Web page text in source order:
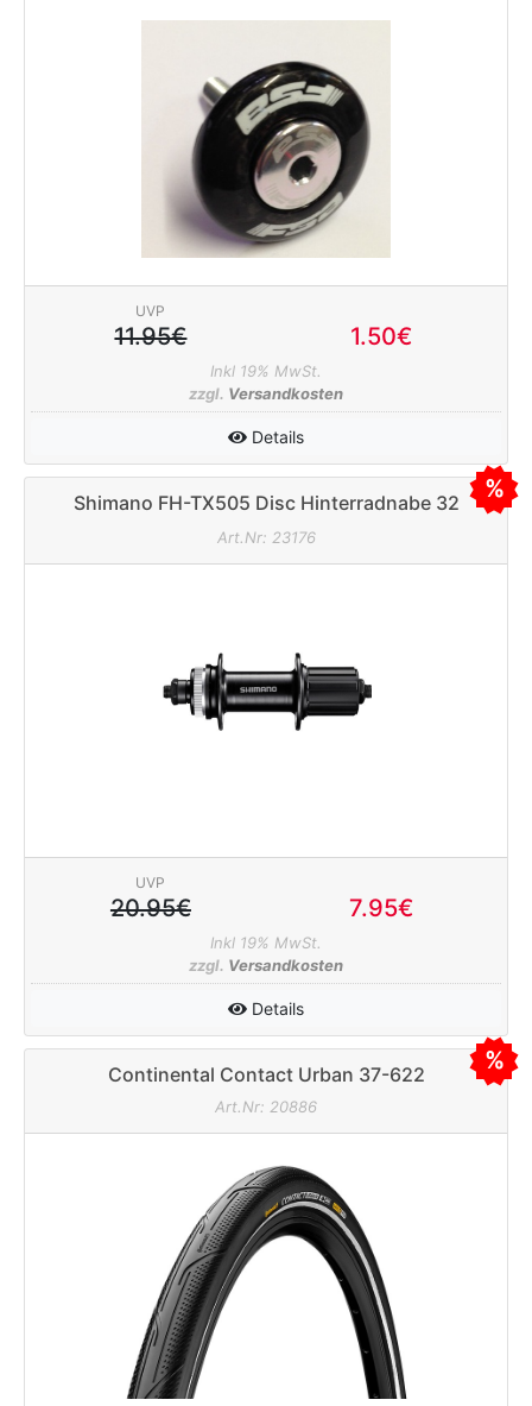
UVP
11.95€ 1.50€
Inkl 19% MwSt.
zzgl. Versandkosten
Details
Shimano FH-TX505 Disc Hinterradnabe 32
Loch Centerlock ohne QR
Art.Nr: 23176
UVP
20.95€ 7.95€
Inkl 19% MwSt.
zzgl. Versandkosten
Details
Continental Contact Urban 37-622
Art.Nr: 20886